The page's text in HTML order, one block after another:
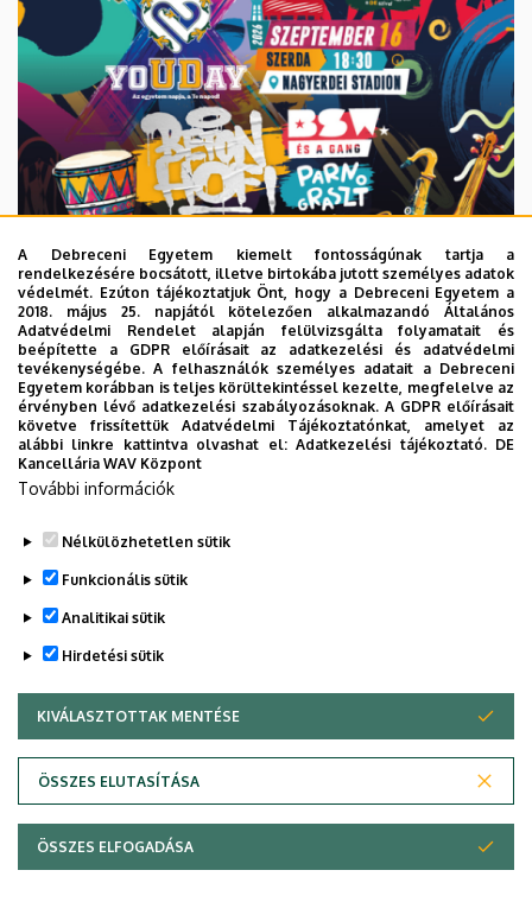
2026. augusztus 6.
Közeleg a 10. yoUDay, hazai sztárok
a láthatáron
HALLGATÓK INTÉZMÉNYI
Adatvédelem
Copyright © 2026 Unideb
A Debreceni Egyetem kiemelt fontosságúnak tartja a
rendelkezésére bocsátott, illetve birtokába jutott személyes adatok
védelmét. Ezúton tájékoztatjuk Önt, hogy a Debreceni Egyetem a
2018. május 25. napjától kötelezően alkalmazandó Általános
Adatvédelmi Rendelet alapján felülvizsgálta folyamatait és
beépítette a GDPR előírásait az adatkezelési és adatvédelmi
tevékenységébe. A felhasználók személyes adatait a Debreceni
Egyetem korábban is teljes körültekintéssel kezelte, megfelelve az
érvényben lévő adatkezelési szabályozásoknak. A GDPR előírásait
követve frissítettük Adatvédelmi Tájékoztatónkat, amelyet az
alábbi linkre kattintva olvashat el:Adatkezelési tájékoztató. DE
Kancellária WAV Központ
További információk
Nélkülözhetetlen sütik
Funkcionális sütik
Analitikai sütik
Hirdetési sütik
KIVÁLASZTOTTAK MENTÉSE
ÖSSZES ELUTASÍTÁSA
WITHDRAW CONSENT
ÖSSZES ELFOGADÁSA